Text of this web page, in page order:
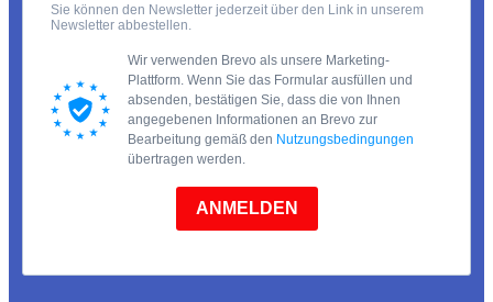
Sie können den Newsletter jederzeit über den Link in unserem
Newsletter abbestellen.
Wir verwenden Brevo als unsere Marketing-
Plattform. Wenn Sie das Formular ausfüllen und
absenden, bestätigen Sie, dass die von Ihnen
angegebenen Informationen an Brevo zur
Bearbeitung gemäß den Nutzungsbedingungen
übertragen werden.
ANMELDEN